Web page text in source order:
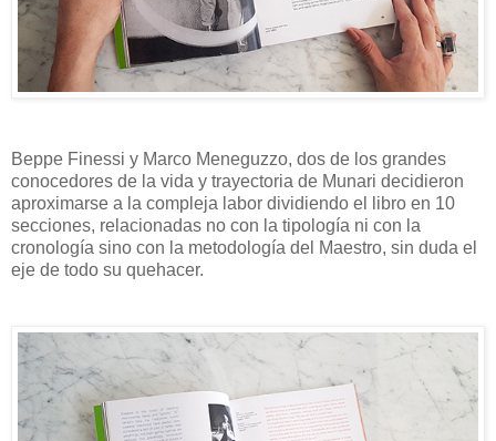
Beppe Finessi y Marco Meneguzzo, dos de los grandes
conocedores de la vida y trayectoria de Munari decidieron
aproximarse a la compleja labor dividiendo el libro en 10
secciones, relacionadas no con la tipología ni con la
cronología sino con la metodología del Maestro, sin duda el
eje de todo su quehacer.